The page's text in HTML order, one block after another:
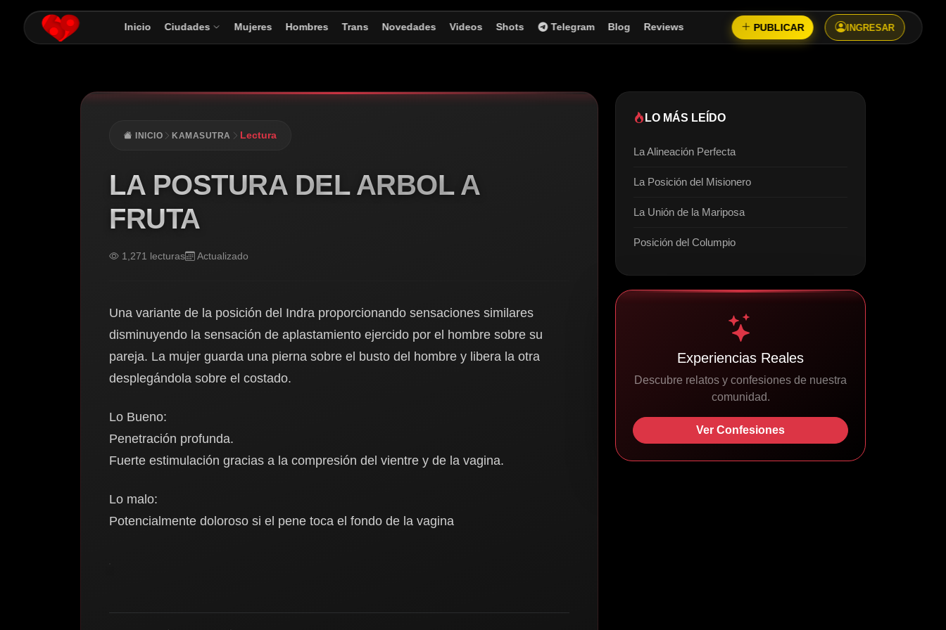
Inicio Ciudades Mujeres Hombres Trans Novedades Videos Shots Telegram Blog Reviews PUBLICAR INGRESAR
INICIO KAMASUTRA Lectura
LA POSTURA DEL ARBOL A
FRUTA
1,271 lecturas Actualizado
Una variante de la posición del Indra proporcionando sensaciones similares
disminuyendo la sensación de aplastamiento ejercido por el hombre sobre su
pareja. La mujer guarda una pierna sobre el busto del hombre y libera la otra
desplegándola sobre el costado.
Lo Bueno:
Penetración profunda.
Fuerte estimulación gracias a la compresión del vientre y de la vagina.
Lo malo:
Potencialmente doloroso si el pene toca el fondo de la vagina
LO MÁS LEÍDO
La Alineación Perfecta
La Posición del Misionero
La Unión de la Mariposa
Posición del Columpio
Experiencias Reales
Descubre relatos y confesiones de nuestra
comunidad.
Ver Confesiones